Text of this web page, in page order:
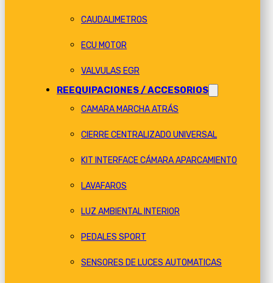
CAUDALIMETROS
ECU MOTOR
VALVULAS EGR
REEQUIPACIONES / ACCESORIOS
CAMARA MARCHA ATRÁS
CIERRE CENTRALIZADO UNIVERSAL
KIT INTERFACE CÁMARA APARCAMIENTO
LAVAFAROS
LUZ AMBIENTAL INTERIOR
PEDALES SPORT
SENSORES DE LUCES AUTOMATICAS